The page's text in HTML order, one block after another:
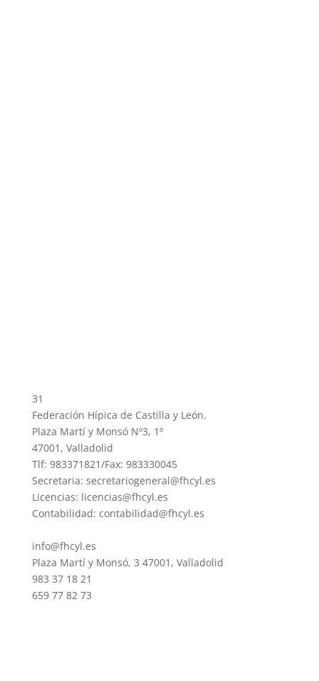
31
Federación Hípica de Castilla y León.
Plaza Martí y Monsó Nº3, 1º
47001, Valladolid
Tlf: 983371821/Fax: 983330045
Secretaria: secretariogeneral@fhcyl.es
Licencias: licencias@fhcyl.es
Contabilidad: contabilidad@fhcyl.es
info@fhcyl.es
Plaza Martí y Monsó, 3 47001, Valladolid
983 37 18 21
659 77 82 73